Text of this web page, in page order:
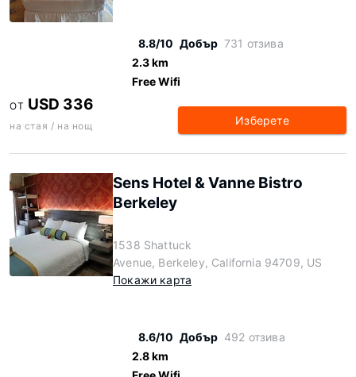
8.8/10 Добър 731 отзива
2.3 km
Free Wifi
ОТ USD 336
на стая / на нощ Изберете
Sens Hotel & Vanne Bistro
Berkeley
1538 Shattuck
Avenue, Berkeley, California 94709, US
Покажи карта
8.6/10 Добър 492 отзива
2.8 km